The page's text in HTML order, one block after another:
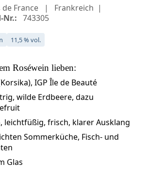
de France
Frankreich
Nr.: 743305
11,5 % vol.
Roséwein lieben:
IGP Île de Beauté
wilde Erdbeere, dazu
leichtfüßig, frisch, klarer Ausklang
Sommerküche, Fisch- und
Glas